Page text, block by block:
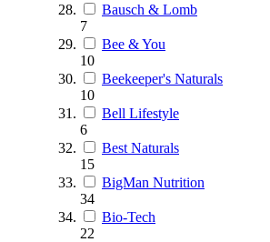
Bausch & Lomb
7
Bee & You
10
Beekeeper's Naturals
10
Bell Lifestyle
6
Best Naturals
15
BigMan Nutrition
34
Bio-Tech
22